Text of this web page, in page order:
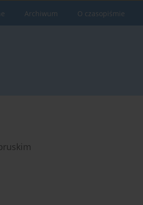
Archiwum O czasopiśmie